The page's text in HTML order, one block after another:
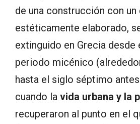
de una construcción con un
estéticamente elaborado,
extinguido en Grecia desde
periodo micénico
hasta el siglo séptimo
cuando la vida urbana y la
recuperaron al punto en el